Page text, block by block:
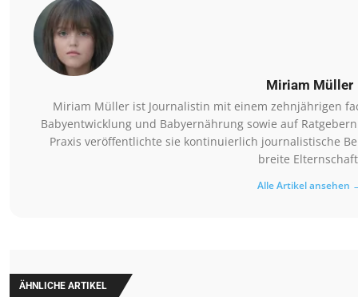
Miriam Müller
Miriam Müller ist Journalistin mit einem zehnjährigen
Babyentwicklung und Babyernährung sowie auf
Praxis veröffentlichte sie kontinuierlich journalistische
breite
Alle Artikel ansehen
ÄHNLICHE ARTIKEL